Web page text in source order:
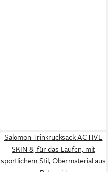
Salomon Trinkrucksack ACTIVE
SKIN 8, für das Laufen, mit
sportlichem Stil, Obermaterial aus